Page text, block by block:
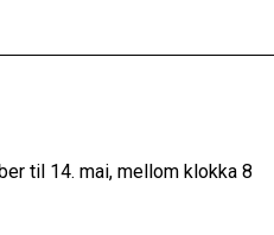
til 14. mai, mellom klokka 8